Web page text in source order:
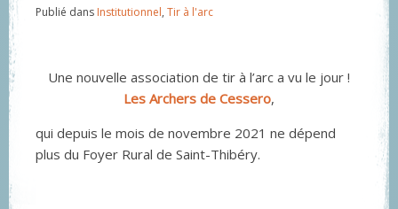
Publié dans Institutionnel, Tir à l'arc
Une nouvelle association de tir à l’arc a vu le jour !
Les Archers de Cessero,
qui depuis le mois de novembre 2021 ne dépend
plus du Foyer Rural de Saint-Thibéry.